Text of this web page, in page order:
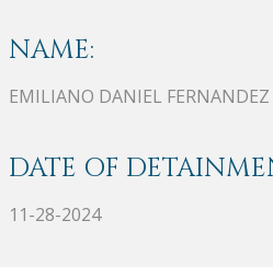
NAME:
EMILIANO DANIEL FERNANDEZ
DATE OF
11-28-2024